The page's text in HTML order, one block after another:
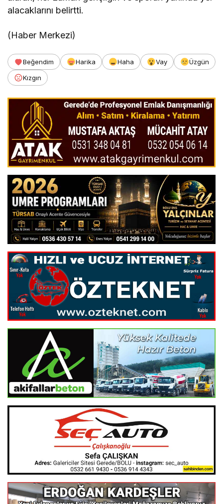
alacaklarını belirtti.
(Haber Merkezi)
Beğendim Harika Haha Vay
Üzgün
Kızgın